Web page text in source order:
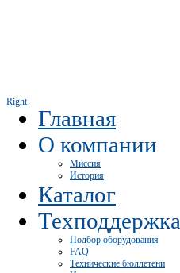
Right
Главная
О компании
Миссия
История
Каталог
Техподдержка
Подбор оборудования
FAQ
Технические бюллетени